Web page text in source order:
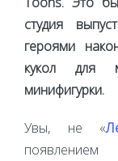
студия
героями
кукол для
минифигурки.
Увы, не «
появлением